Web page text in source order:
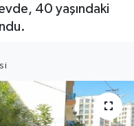
40 yaşındaki